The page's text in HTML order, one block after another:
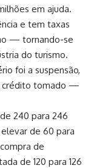
em ajuda.
e tem taxas
— tornando-se
do turismo.
foi a suspensão,
crédito tomado —
240 para 246
de 60 para
de
de 120 para 126